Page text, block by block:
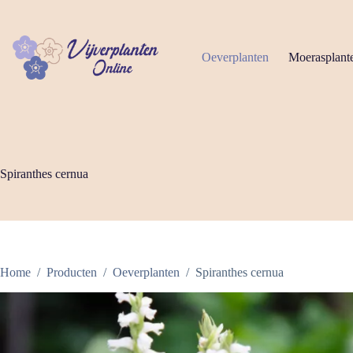
inhoud
Oeverplanten
Spiranthes cernua
Home / Producten / Oeverplanten / Spiranthes cernua